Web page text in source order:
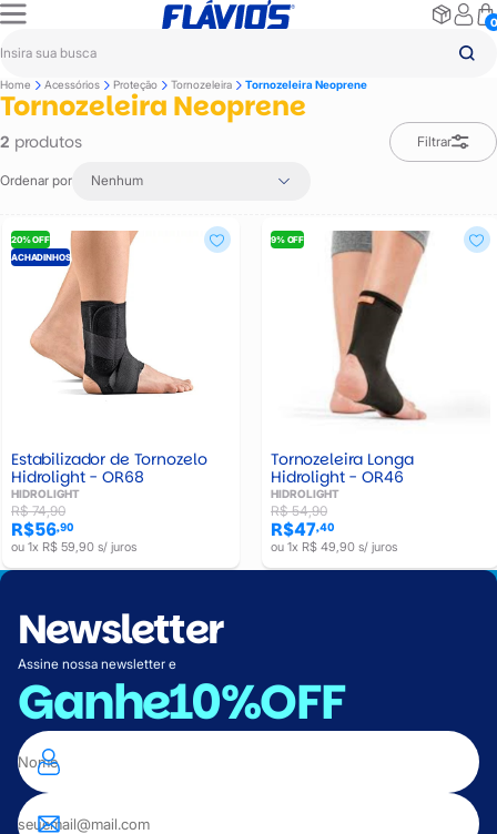
0
Home Acessórios Proteção Tornozeleira Tornozeleira Neoprene
Tornozeleira Neoprene
2 produtos Filtrar
Ordenar por Nenhum
20% OFF
ACHADINHOS
Estabilizador de Tornozelo
Hidrolight - OR68
HIDROLIGHT
R$ 74,90
R$56,90
ou 1x R$ 59,90 s/ juros
9% OFF
Tornozeleira Longa
Hidrolight - OR46
HIDROLIGHT
R$ 54,90
R$47,40
ou 1x R$ 49,90 s/ juros
Newsletter
Assine nossa newsletter e
Ganhe10%OFF